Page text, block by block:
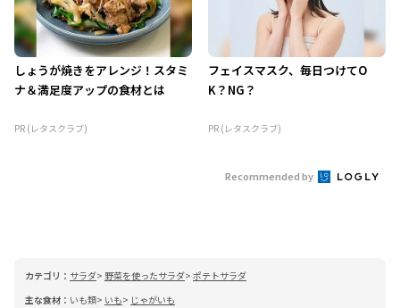
しょうが焼きをアレンジ！スタミ
ナ＆満足度アップの食材とは
PR (レタスクラブ)
フェイスマスク、毎日つけてO
K？NG？
PR (レタスクラブ)
Recommended by
カテゴリ： サラダ 野菜を使ったサラダ ポテトサラダ
主な食材： いも類 いも
じゃがいも